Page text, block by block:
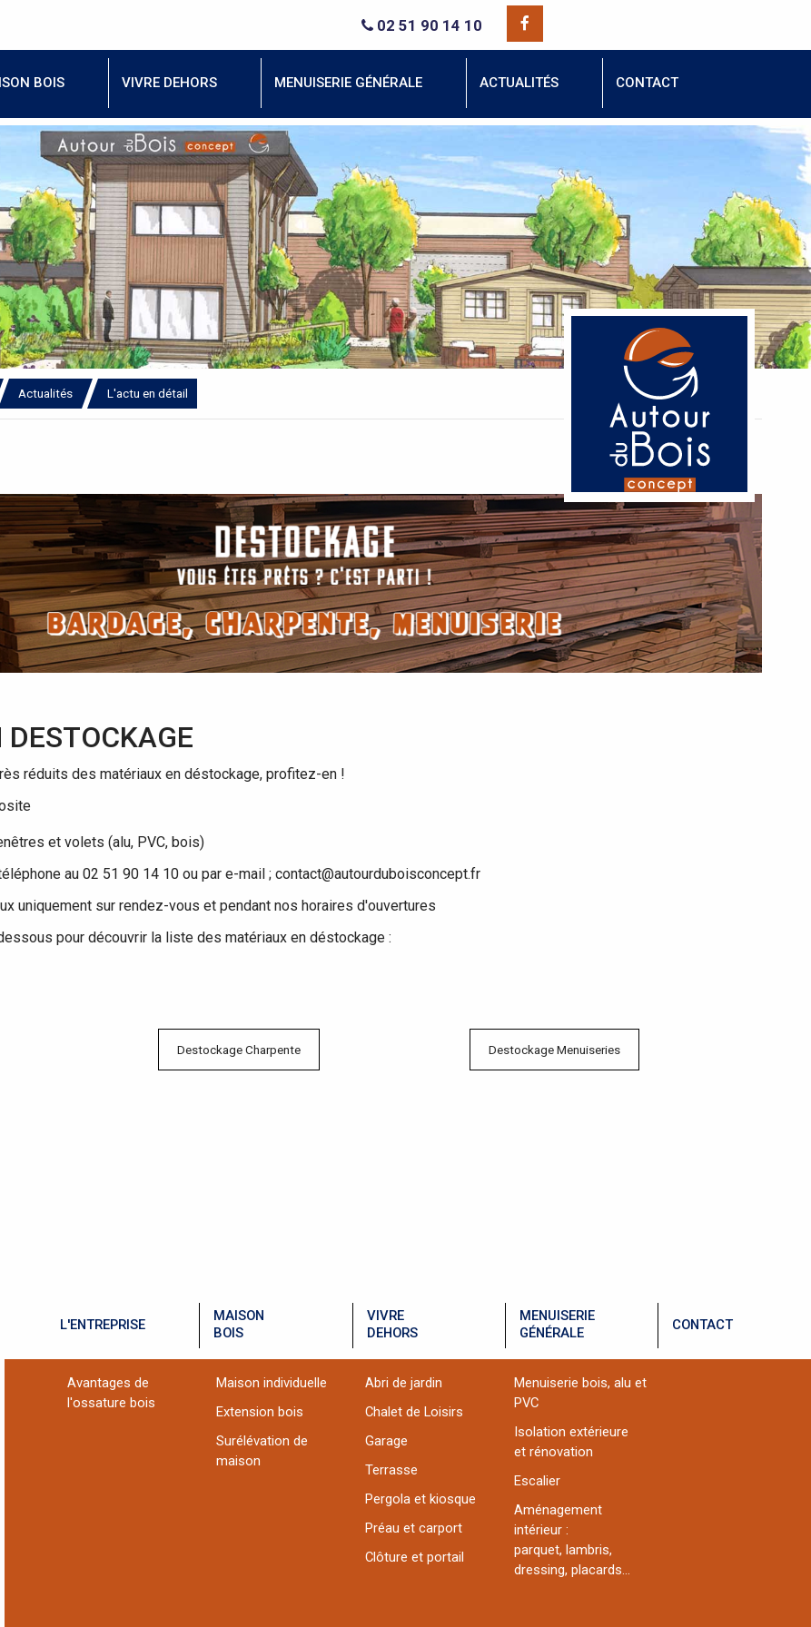
02 51 90 14 10
BOIS VIVRE DEHORS MENUISERIE GÉNÉRALE ACTUALITÉS CONTACT
Actualités L'actu en détail
DESTOCKAGE
réduits des matériaux en déstockage, profitez-en !
et volets (alu, PVC, bois)
au 02 51 90 14 10 ou par e-mail ; contact@autourduboisconcept.fr
uniquement sur rendez-vous et pendant nos horaires d'ouvertures
pour découvrir la liste des matériaux en déstockage :
Destockage Charpente Destockage Menuiseries
L'ENTREPRISE
MAISON
BOIS
VIVRE
DEHORS
MENUISERIE
GÉNÉRALE
CONTACT
Avantages de
l'ossature bois
Maison individuelle
Extension bois
Surélévation de
maison
Abri de jardin
Chalet de Loisirs
Garage
Terrasse
Pergola et kiosque
Préau et carport
Clôture et portail
Menuiserie bois, alu et
PVC
Isolation extérieure
et rénovation
Escalier
Aménagement
intérieur :
parquet, lambris,
dressing, placards...